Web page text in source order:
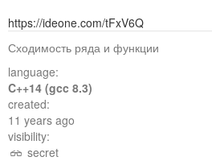
https://ideone.com/tFxV6Q
Сходимость ряда и функции
language:
C++14 (gcc 8.3)
created:
11 years ago
visibility:
secret